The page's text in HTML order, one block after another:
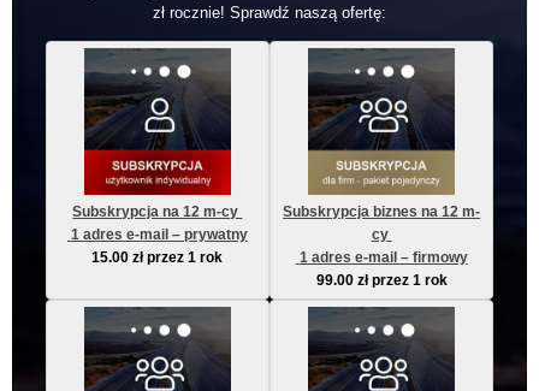
zł rocznie! Sprawdź naszą ofertę:
Subskrypcja na 12 m-cy
1 adres e-mail – prywatny
15.00zł przez 1 rok
Subskrypcja biznes na 12 m-
cy
1 adres e-mail – firmowy
99.00 zł przez 1 rok